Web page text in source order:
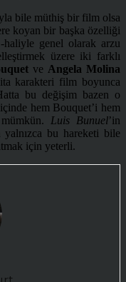
bile müthiş bir film olsa
koyan bir başka özelliği
genel olarak arzu
üzere iki farklı
ve Angela Molina
karakteri film boyunca
bu değişim bazen o
hem Bouquet’i hem
Luis Bunuel’in
yalnızca bu hareketi bile
için yeterli.